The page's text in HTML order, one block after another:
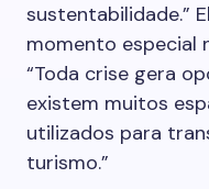
sustentabilidade.”
momento especial
“Toda crise gera
existem muitos
utilizados para
turismo.”